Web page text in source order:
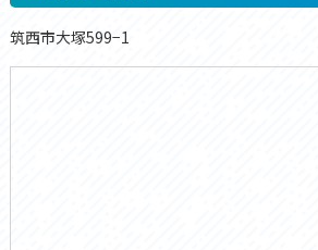
筑西市大塚599−1